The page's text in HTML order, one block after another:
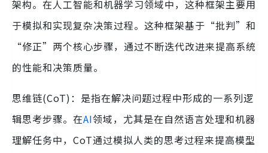
架构。在人工智能和机器学习领域中，这种框架主要用
于模拟和实现复杂决策过程。这种框架基于“批判”和
“修正”两个核心步骤，通过不断迭代改进来提高系统
的性能和决策质量。
思维链(CoT)：是指在解决问题过程中形成的一系列逻
辑思考步骤。在AI领域，尤其是在自然语言处理和机器
理解任务中，CoT通过模拟人类的思考过程来提高模型